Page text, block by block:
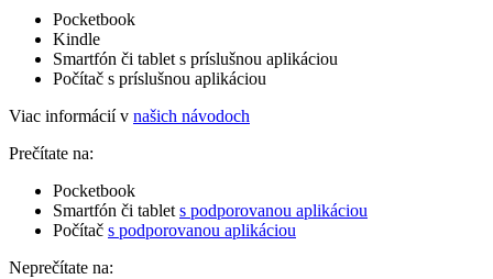
Pocketbook
Kindle
Smartfón či tablet s príslušnou aplikáciou
Počítač s príslušnou aplikáciou
Viac informácií v našich návodoch
Prečítate na:
Pocketbook
Smartfón či tablet s podporovanou aplikáciou
Počítač s podporovanou aplikáciou
Neprečítate na: